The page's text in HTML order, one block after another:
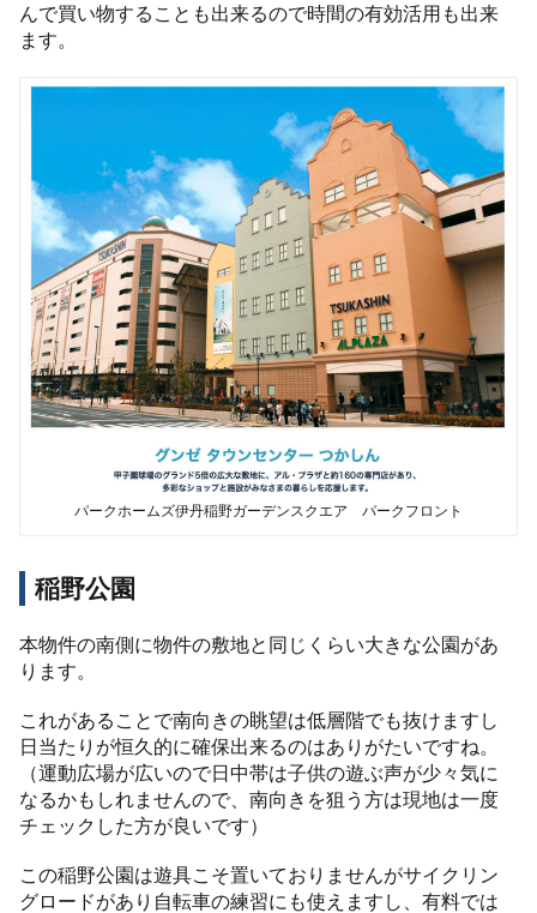
んで買い物することも出来るので時間の有効活用も出来
ます。
パークホームズ伊丹稲野ガーデンスクエア パークフロント
稲野公園
本物件の南側に物件の敷地と同じくらい大きな公園があ
ります。
これがあることで南向きの眺望は低層階でも抜けますし
日当たりが恒久的に確保出来るのはありがたいですね。
（運動広場が広いので日中帯は子供の遊ぶ声が少々気に
なるかもしれませんので、南向きを狙う方は現地は一度
チェックした方が良いです）
この稲野公園は遊具こそ置いておりませんがサイクリン
グロードがあり自転車の練習にも使えますし、有料では